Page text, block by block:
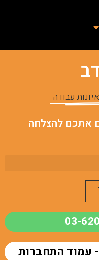
עבודה
03-
עמוד התחברות